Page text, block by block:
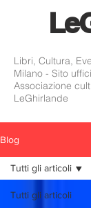
Le
Libri, Cultura,
Milano - Sito
Associazione
LeGhirlande
Blog
Tutti gli articoli
Tutti gli articoli